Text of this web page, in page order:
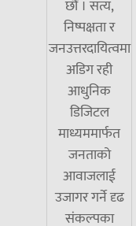
छौं । सत्य,
निष्पक्षता र
जनउत्तरदायित्वमा
अडिग रही
आधुनिक
डिजिटल
माध्यममार्फत
जनताको
आवाजलाई
उजागर गर्ने दृढ
संकल्पका